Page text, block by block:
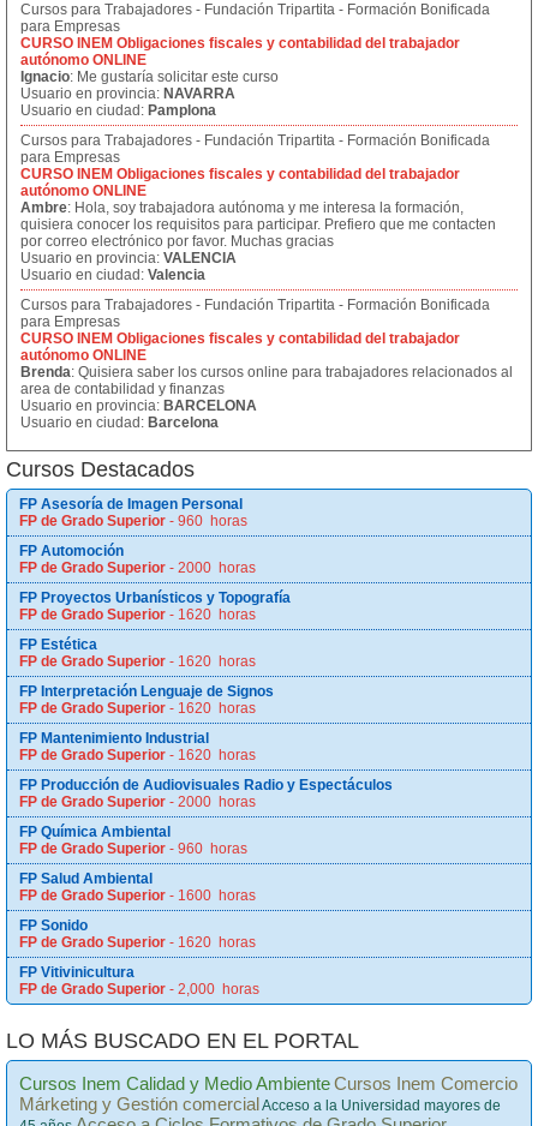
Cursos para Trabajadores - Fundación Tripartita - Formación Bonificada
para Empresas
CURSO INEM Obligaciones fiscales y contabilidad del trabajador
autónomo ONLINE
Ignacio: Me gustaría solicitar este curso
Usuario en provincia: NAVARRA
Usuario en ciudad: Pamplona
Cursos para Trabajadores - Fundación Tripartita - Formación Bonificada
para Empresas
CURSO INEM Obligaciones fiscales y contabilidad del trabajador
autónomo ONLINE
Ambre: Hola, soy trabajadora autónoma y me interesa la formación,
quisiera conocer los requisitos para participar. Prefiero que me contacten
por correo electrónico por favor. Muchas gracias
Usuario en provincia: VALENCIA
Usuario en ciudad: Valencia
Cursos para Trabajadores - Fundación Tripartita - Formación Bonificada
para Empresas
CURSO INEM Obligaciones fiscales y contabilidad del trabajador
autónomo ONLINE
Brenda: Quisiera saber los cursos online para trabajadores relacionados al
area de contabilidad y finanzas
Usuario en provincia: BARCELONA
Usuario en ciudad: Barcelona
Cursos Destacados
FP Asesoría de Imagen Personal
FP de Grado Superior - 960 horas
FP Automoción
FP de Grado Superior - 2000 horas
FP Proyectos Urbanísticos y Topografía
FP de Grado Superior - 1620 horas
FP Estética
FP de Grado Superior - 1620 horas
FP Interpretación Lenguaje de Signos
FP de Grado Superior - 1620 horas
FP Mantenimiento Industrial
FP de Grado Superior - 1620 horas
FP Producción de Audiovisuales Radio y Espectáculos
FP de Grado Superior - 2000 horas
FP Química Ambiental
FP de Grado Superior - 960 horas
FP Salud Ambiental
FP de Grado Superior - 1600 horas
FP Sonido
FP de Grado Superior - 1620 horas
FP Vitivinicultura
FP de Grado Superior - 2,000 horas
LO MÁS BUSCADO EN EL PORTAL
Cursos Inem Calidad y Medio AmbienteCursos Inem Comercio
Márketing y Gestión comercialAcceso a la Universidad mayores de